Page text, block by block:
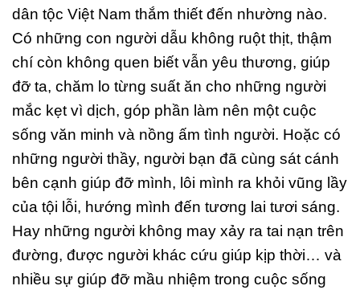
dân tộc Việt Nam thắm thiết đến nhường nào.
Có những con người dẫu không ruột thịt, thậm
chí còn không quen biết vẫn yêu thương, giúp
đỡ ta, chăm lo từng suất ăn cho những người
mắc kẹt vì dịch, góp phần làm nên một cuộc
sống văn minh và nồng ấm tình người. Hoặc có
những người thầy, người bạn đã cùng sát cánh
bên cạnh giúp đỡ mình, lôi mình ra khỏi vũng lầy
của tội lỗi, hướng mình đến tương lai tươi sáng.
Hay những người không may xảy ra tai nạn trên
đường, được người khác cứu giúp kịp thời… và
nhiều sự giúp đỡ mầu nhiệm trong cuộc sống